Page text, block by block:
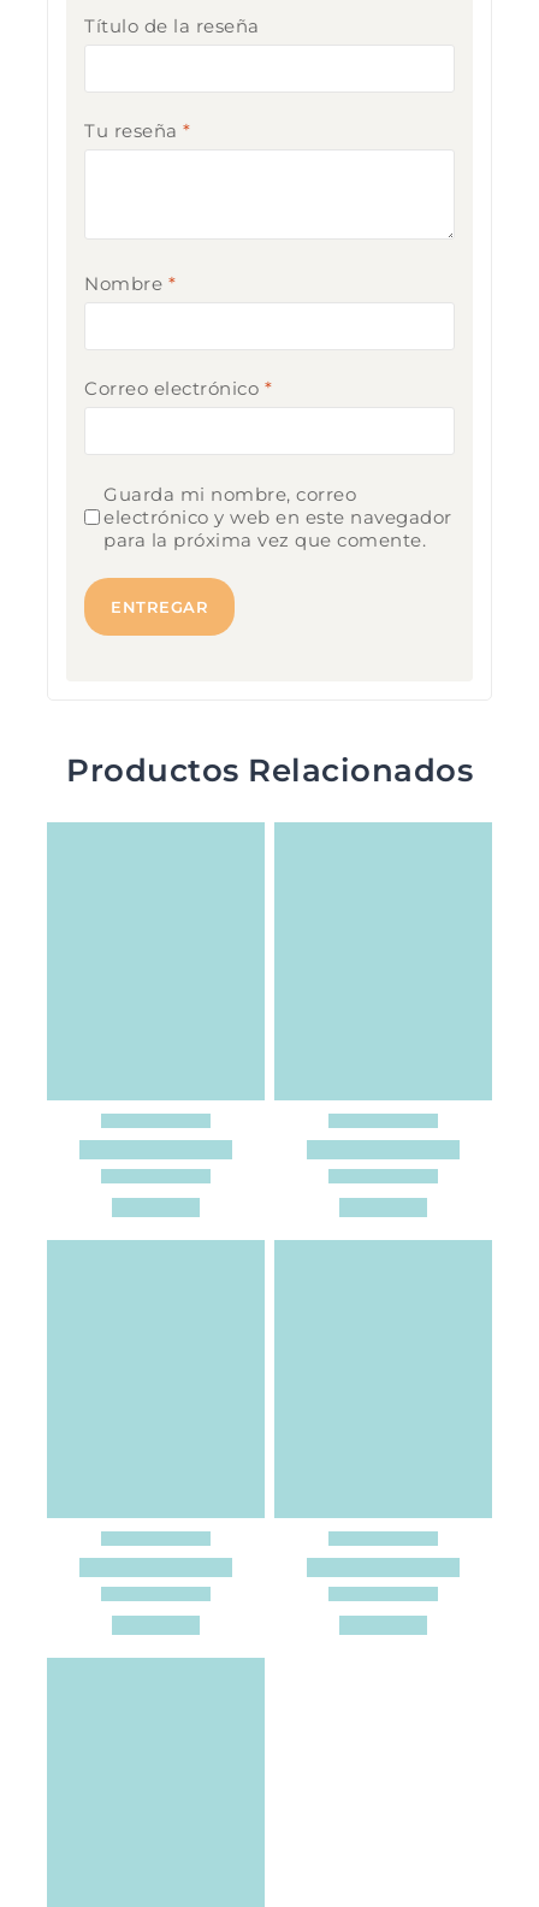
Título de la reseña
Tu reseña *
Nombre *
Correo electrónico *
Guarda mi nombre, correo
electrónico y web en este navegador
para la próxima vez que comente.
Productos Relacionados